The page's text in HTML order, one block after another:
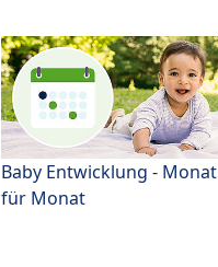
Baby Entwicklung - Monat
für Monat